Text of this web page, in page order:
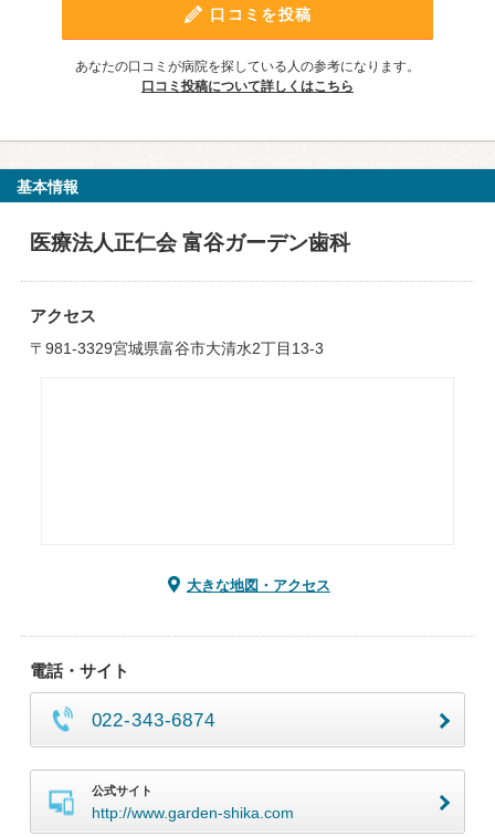
口コミを投稿
あなたの口コミが病院を探している人の参考になります。
口コミ投稿について詳しくはこちら
基本情報
医療法人正仁会 富谷ガーデン歯科
アクセス
〒981-3329宮城県富谷市大清水2丁目13-3
大きな地図・アクセス
電話・サイト
022-343-6874
公式サイト
http://www.garden-shika.com